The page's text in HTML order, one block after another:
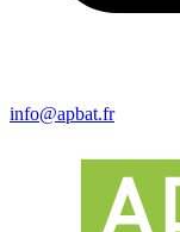
info@apbat.fr